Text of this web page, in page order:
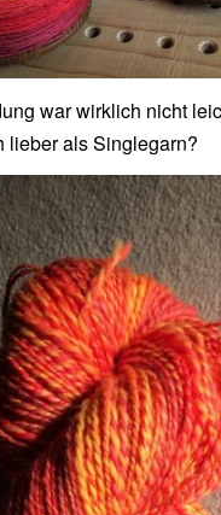
war wirklich nicht
lieber als Singlegarn?